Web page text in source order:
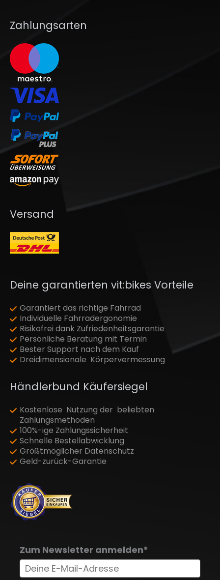
Zahlungsarten
Versand
Deine garantierten vit:bikes Vorteile
Garantiert das richtige Fahrrad
Individuelle Fahrradergonomie
Risikofrei dank Zufriedenheitsgarantie
Persönliche Beratung mit Termin
Bester Support nach dem Kauf
Dreidimensionale Körpervermessung
Händlerbund Käufersiegel
Kostenlose Nutzung der beliebten
Zahlungsmethoden
100%-ige Zahlungssicherheit
Schnelle Bestellabwicklung
Größtmöglicher Datenschutz
Geld-zurück-Garantie
Zum Newsletter anmelden*